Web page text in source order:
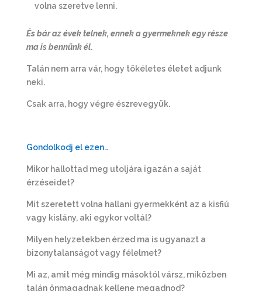
volna szeretve lenni.
És bár az évek telnek, ennek a gyermeknek egy része
ma is bennünk él.
Talán nem arra vár, hogy tökéletes életet adjunk
neki.
Csak arra, hogy végre észrevegyük.
Gondolkodj el ezen…
Mikor hallottad meg utoljára igazán a saját
érzéseidet?
Mit szeretett volna hallani gyermekként az a kisfiú
vagy kislány, aki egykor voltál?
Milyen helyzetekben érzed ma is ugyanazt a
bizonytalanságot vagy félelmet?
Mi az, amit még mindig másoktól vársz, miközben
talán önmagadnak kellene megadnod?